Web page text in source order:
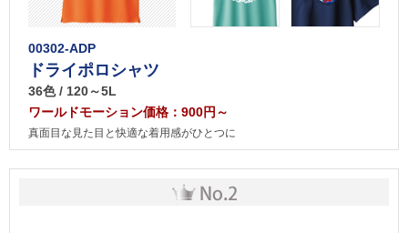
00302-ADP
ドライポロシャツ
36色 / 120～5L
ワールドモーション価格：900円～
真面目な見た目と快適な着用感がひとつに